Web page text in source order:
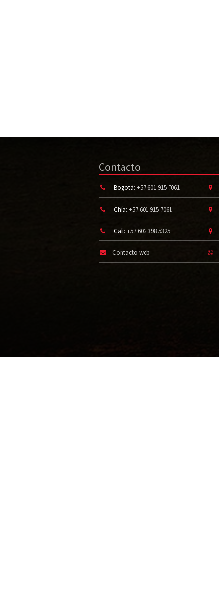
Contacto
Bogotá: +57 601 915 7061
Chía: +57 601 915 7061
Cali: +57 602 398 5325
Contacto web